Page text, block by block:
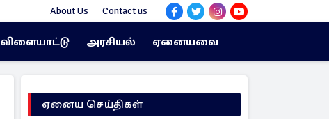
About Us Contact us
விளையாட்டு அரசியல் ஏனையவை
ஏனைய செய்திகள்